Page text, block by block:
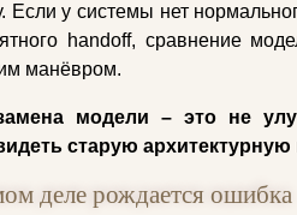
Если у системы нет
handoff, сравнение
манёвром.
модели – это не
старую
деле рождается ошибка